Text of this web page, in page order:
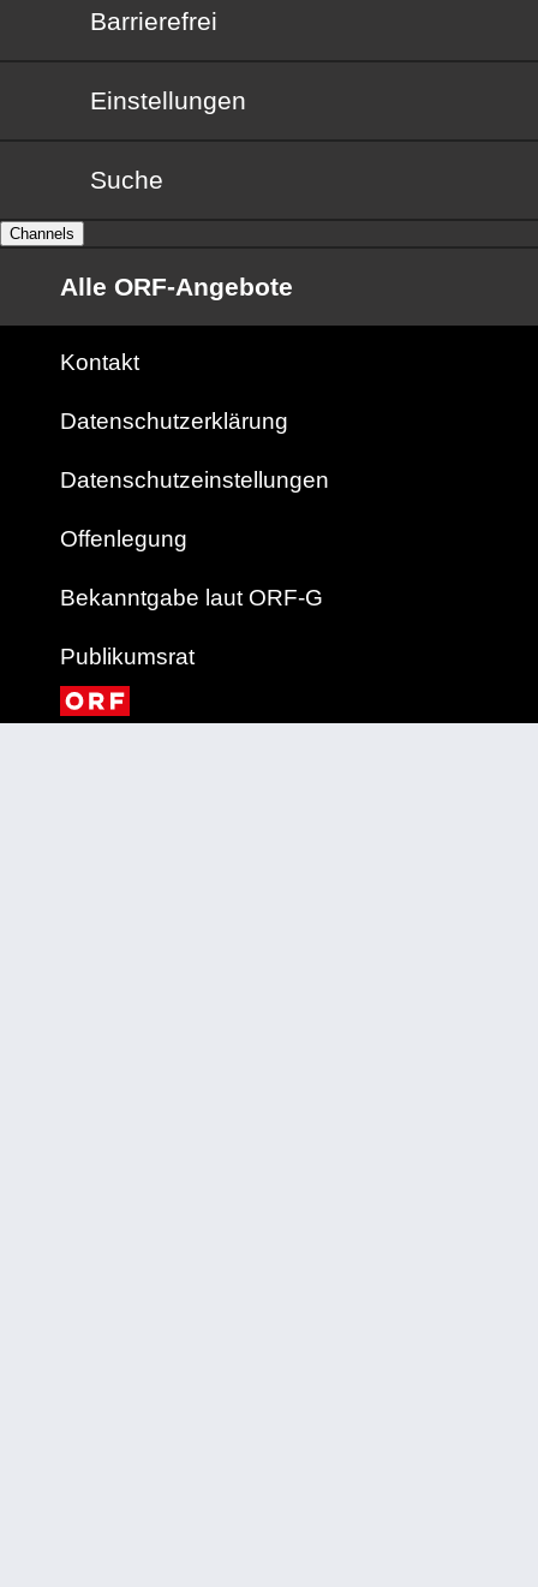
Barrierefrei
Barrierefrei
Einstellungen
Suche
Channels
Alle ORF-Angebote
Kontakt
Datenschutzerklärung
Datenschutzeinstellungen
Offenlegung
Bekanntgabe laut ORF-G
Publikumsrat